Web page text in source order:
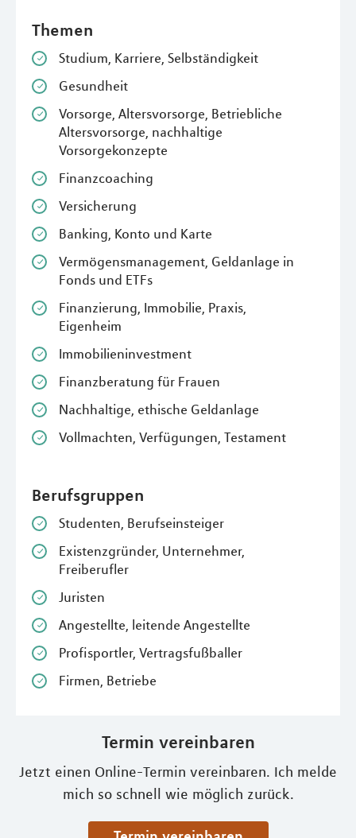
Themen
Studium, Karriere, Selbständigkeit
Gesundheit
Vorsorge, Altersvorsorge, Betriebliche
Altersvorsorge, nachhaltige
Vorsorgekonzepte
Finanzcoaching
Versicherung
Banking, Konto und Karte
Vermögensmanagement, Geldanlage in
Fonds und ETFs
Finanzierung, Immobilie, Praxis,
Eigenheim
Immobilieninvestment
Finanzberatung für Frauen
Nachhaltige, ethische Geldanlage
Vollmachten, Verfügungen, Testament
Berufsgruppen
Studenten, Berufseinsteiger
Existenzgründer, Unternehmer,
Freiberufler
Juristen
Angestellte, leitende Angestellte
Profisportler, Vertragsfußballer
Firmen, Betriebe
Termin vereinbaren
Jetzt einen Online-Termin vereinbaren. Ich melde
mich so schnell wie möglich zurück.